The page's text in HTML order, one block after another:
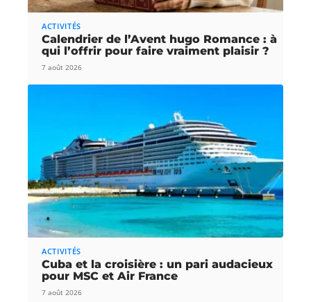
ACTIVITÉS
Calendrier de l’Avent hugo Romance : à
qui l’offrir pour faire vraiment plaisir ?
7 août 2026
ACTIVITÉS
Cuba et la croisière : un pari audacieux
pour MSC et Air France
7 août 2026